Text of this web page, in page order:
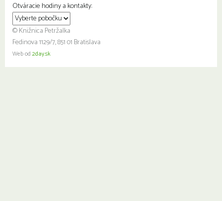
Otváracie hodiny a kontakty:
© Knižnica Petržalka
Fedinova 1129/7, 851 01 Bratislava
Web od 2day.sk